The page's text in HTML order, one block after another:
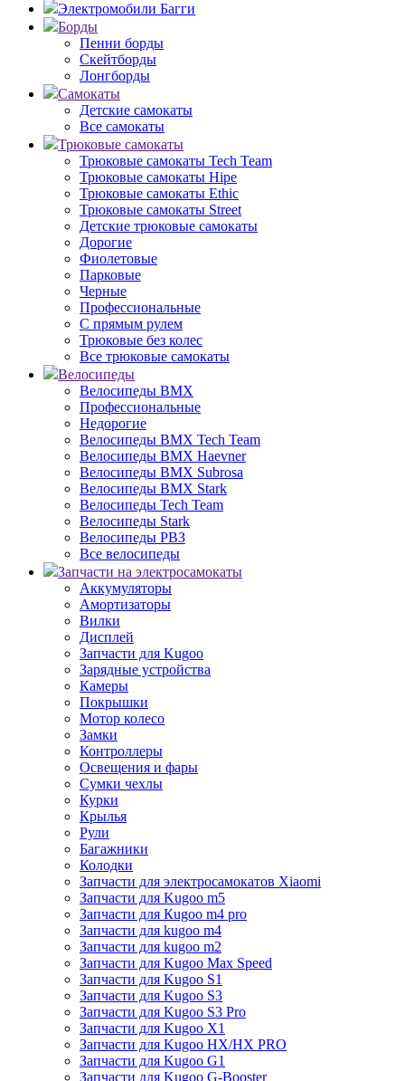
Электромобили Багги
Борды
Пенни борды
Скейтборды
Лонгборды
Самокаты
Детские самокаты
Все самокаты
Трюковые самокаты
Трюковые самокаты Tech Team
Трюковые самокаты Hipe
Трюковые самокаты Ethic
Трюковые самокаты Street
Детские трюковые самокаты
Дорогие
Фиолетовые
Парковые
Черные
Профессиональные
С прямым рулем
Трюковые без колес
Все трюковые самокаты
Велосипеды
Велосипеды BMX
Профессиональные
Недорогие
Велосипеды BMX Tech Team
Велосипеды BMX Haevner
Велосипеды BMX Subrosa
Велосипеды BMX Stark
Велосипеды Tech Team
Велосипеды Stark
Велосипеды РВЗ
Все велосипеды
Запчасти на электросамокаты
Аккумуляторы
Амортизаторы
Вилки
Дисплей
Запчасти для Kugoo
Зарядные устройства
Камеры
Покрышки
Мотор колесо
Замки
Контроллеры
Освещения и фары
Сумки чехлы
Курки
Крылья
Рули
Багажники
Колодки
Запчасти для электросамокатов Xiaomi
Запчасти для Kugoo m5
Запчасти для Кugoo m4 pro
Запчасти для kugoo m4
Запчасти для kugoo m2
Запчасти для Kugoo Max Speed
Запчасти для Kugoo S1
Запчасти для Kugoo S3
Запчасти для Kugoo S3 Pro
Запчасти для Kugoo X1
Запчасти для Kugoo HX/HX PRO
Запчасти для Kugoo G1
Запчасти для Kugoo G-Booster